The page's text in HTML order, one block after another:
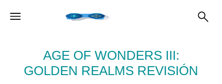
AGE OF WONDERS III:
GOLDEN REALMS REVISIÓN